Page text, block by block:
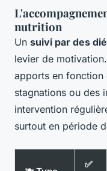
nutrition
Un suivi par des
levier de
apports en fonction
stagnations ou des
intervention
surtout en période
✅